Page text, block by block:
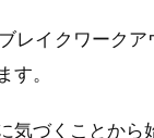
レイクワーク
す。
気づくことから